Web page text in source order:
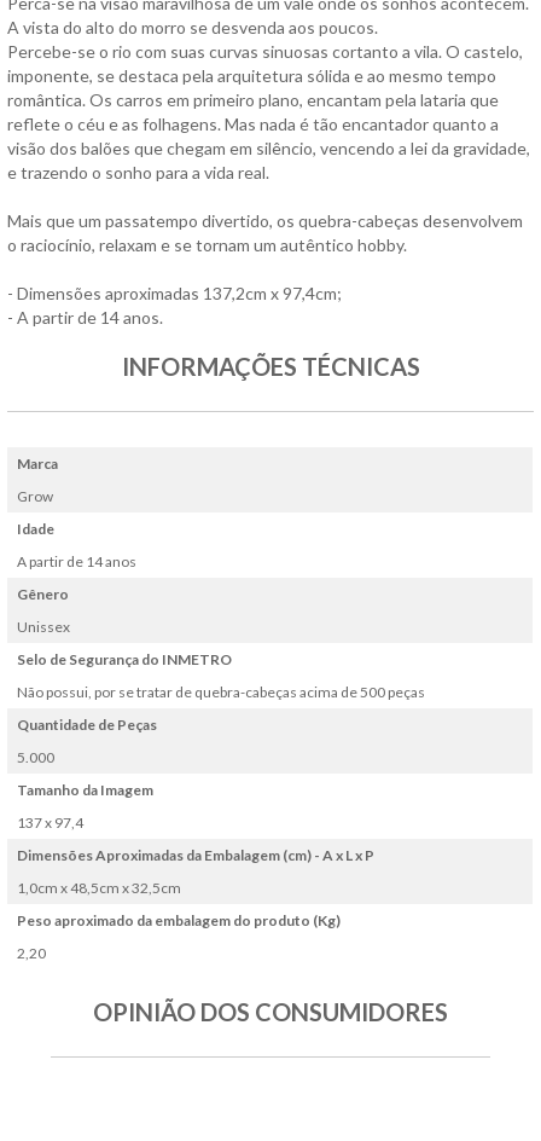
A vista do alto do morro se desvenda aos poucos.
Percebe-se o rio com suas curvas sinuosas cortanto a vila. O castelo,
imponente, se destaca pela arquitetura sólida e ao mesmo tempo
romântica. Os carros em primeiro plano, encantam pela lataria que
reflete o céu e as folhagens. Mas nada é tão encantador quanto a
visão dos balões que chegam em silêncio, vencendo a lei da gravidade,
e trazendo o sonho para a vida real.
Mais que um passatempo divertido, os quebra-cabeças desenvolvem
o raciocínio, relaxam e se tornam um autêntico hobby.
- Dimensões aproximadas 137,2cm x 97,4cm;
- A partir de 14 anos.
INFORMAÇÕES TÉCNICAS
Marca
Grow
Idade
A partir de 14 anos
Gênero
Unissex
Selo de Segurança do INMETRO
Não possui, por se tratar de quebra-cabeças acima de 500 peças
Quantidade de Peças
5.000
Tamanho da Imagem
137 x 97,4
Dimensões Aproximadas da Embalagem (cm) - A x L x P
1,0cm x 48,5cm x 32,5cm
Peso aproximado da embalagem do produto (Kg)
2,20
OPINIÃO DOS CONSUMIDORES